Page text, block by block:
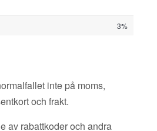
3%
inte på moms,
och frakt.
av rabattkoder och andra